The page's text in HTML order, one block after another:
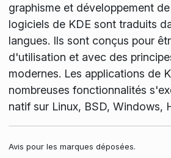
graphisme et développement
logiciels de KDE sont traduits
langues. Ils sont conçus pour
d'utilisation et avec des
modernes. Les applications de
nombreuses fonctionnalités
natif sur Linux, BSD, Windows,
Avis pour les marques déposées.